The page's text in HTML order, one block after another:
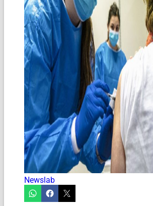
Newslab